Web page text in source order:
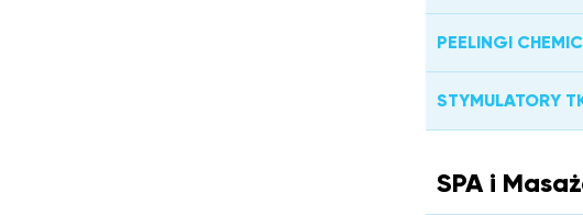
PEELINGI
STYMULATORY
SPA i